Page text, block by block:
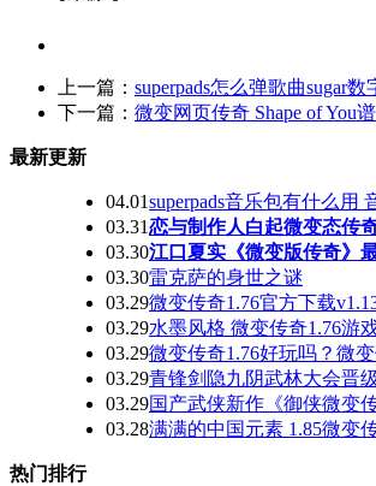
上一篇： superpads怎么弹歌曲sugar
下一篇： 微变网页传奇 Shape of You
最新更新
04.01superpads音乐包有什么用
03.31恋与制作人白起微变态传
03.30江口夏实《微变版传奇》
03.30雷克萨的身世之谜
03.29微变传奇1.76官方下载
03.29水墨风格 微变传奇1.76游
03.29微变传奇1.76好玩吗？微
03.29青锋剑隐九阴武林大会晋
03.29国产武侠新作《御侠微变
03.28满满的中国元素 1.85微变
热门排行